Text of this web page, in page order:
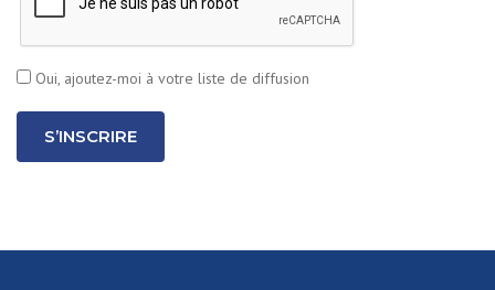
Oui, ajoutez-moi à votre liste de diffusion
S’INSCRIRE